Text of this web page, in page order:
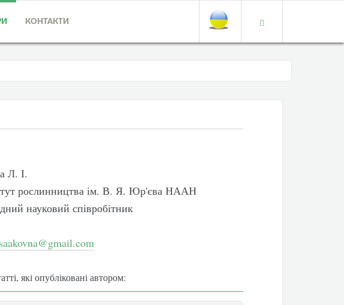
КОНТАКТИ
Л. І.
рослинництва ім. В. Я. Юр'єва НААН
науковий співробітник
які опубліковані автором: